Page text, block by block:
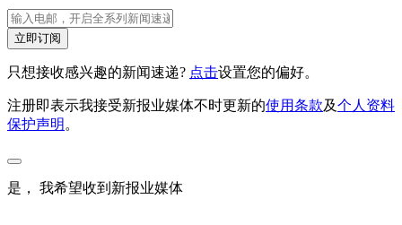
立即订阅
只想接收感兴趣的新闻速递? 点击设置您的偏好。
注册即表示我接受新报业媒体不时更新的使用条款及个人资料
保护声明 。
是， 我希望收到新报业媒体